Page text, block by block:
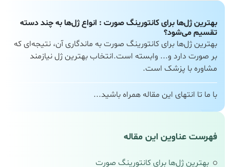
بهترین ژل‌ها برای کانتورینگ صورت : انواع ژل‌ها به چند دسته
تقسیم می‌شود؟
بهترین ژل‌ها برای کانتورینگ صورت به ماندگاری آن، نتیجه‌ای که
بر صورت دارد و... وابسته است.انتخاب بهترین ژل نیازمند
مشاوره با پزشک است.
با ما تا انتهای این مقاله همراه باشید...
فهرست عناوین این مقاله
بهترین ژل‌ها برای کانتورینگ صورت